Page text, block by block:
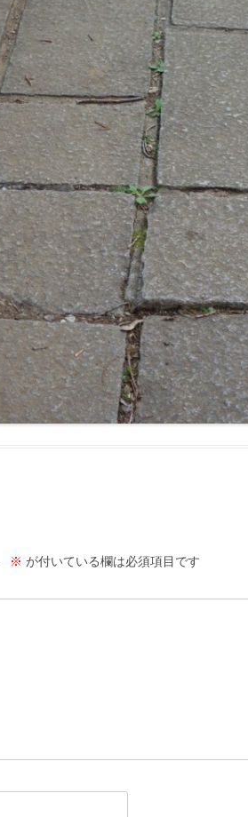
※ が付いている欄は必須項目です